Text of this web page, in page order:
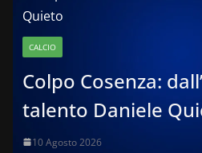
CALCIO
Colpo Cosenza:
talento Daniele
10 Agosto 2026